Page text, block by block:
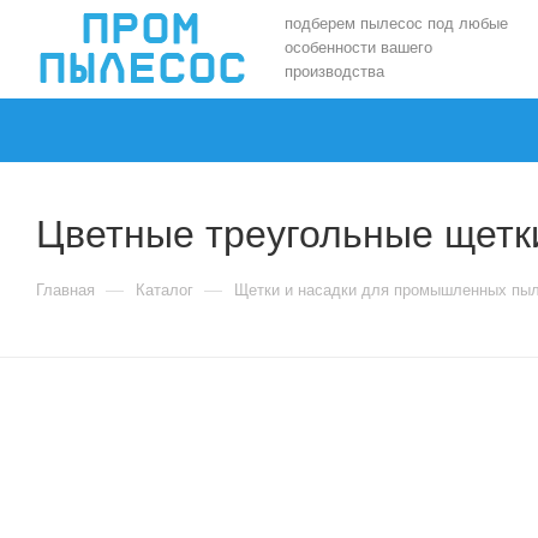
подберем пылесос под любые
особенности вашего
производства
Цветные треугольные
Главная — Каталог — Щетки и насадки для промышленных